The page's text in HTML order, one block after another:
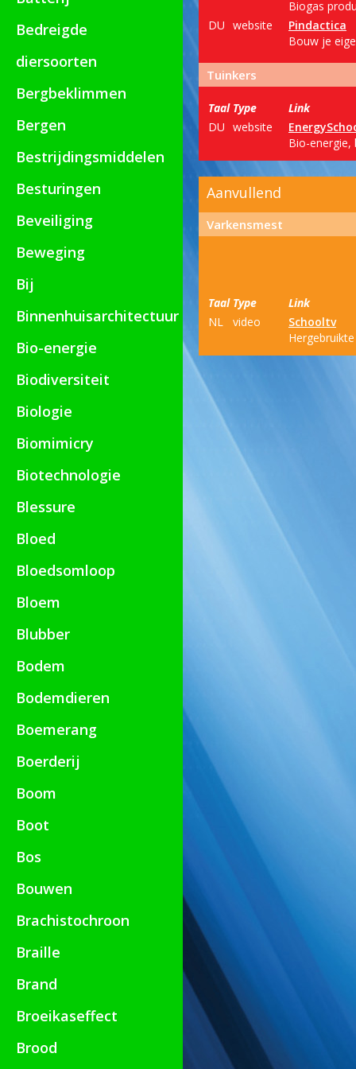
Bedreigde
diersoorten
Bergbeklimmen
Bergen
Bestrijdingsmiddelen
Besturingen
Beveiliging
Beweging
Bij
Binnenhuisarchitectuur
Bio-energie
Biodiversiteit
Biologie
Biomimicry
Biotechnologie
Blessure
Bloed
Bloedsomloop
Bloem
Blubber
Bodem
Bodemdieren
Boemerang
Boerderij
Boom
Boot
Bos
Bouwen
Brachistochroon
Braille
Brand
Broeikaseffect
Brood
Biogas
DU website
Pindactica
Bouw je
Tuinkers
Taal Type
Link
DU website
Bio-energie,
Aanvullend
Varkensmest
Taal Type
Link
NL
video
Schooltv